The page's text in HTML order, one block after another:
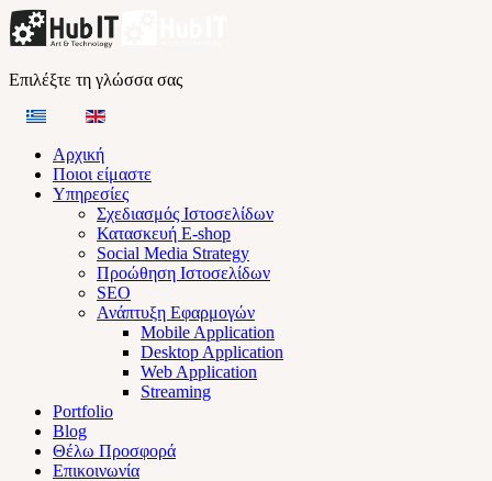
Επιλέξτε τη γλώσσα σας
Αρχική
Ποιοι είμαστε
Υπηρεσίες
Σχεδιασμός Ιστοσελίδων
Κατασκευή E-shop
Social Media Strategy
Προώθηση Ιστοσελίδων
SEO
Ανάπτυξη Εφαρμογών
Mobile Application
Desktop Application
Web Application
Streaming
Portfolio
Blog
Θέλω Προσφορά
Επικοινωνία